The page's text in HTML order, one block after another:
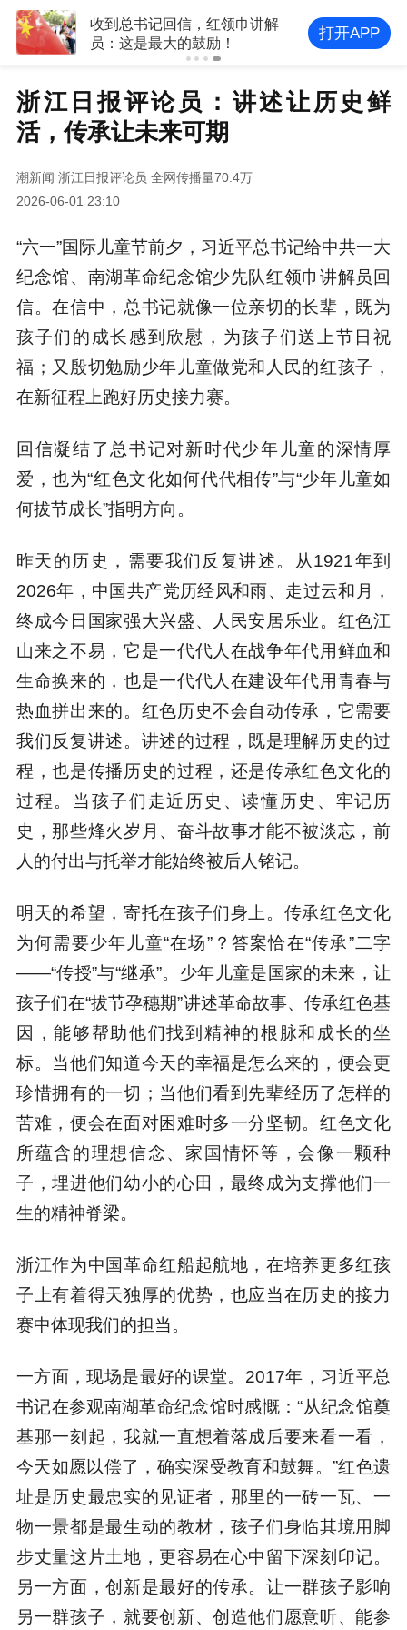
收到总书记回信，红领巾讲解
员：这是最大的鼓励！
打开APP
浙江日报评论员：讲述让历史鲜
活，传承让未来可期
潮新闻 浙江日报评论员 全网传播量70.4万
2026-06-01 23:10
“六一”国际儿童节前夕，习近平总书记给中共一大
纪念馆、南湖革命纪念馆少先队红领巾讲解员回
信。在信中，总书记就像一位亲切的长辈，既为
孩子们的成长感到欣慰，为孩子们送上节日祝
福；又殷切勉励少年儿童做党和人民的红孩子，
在新征程上跑好历史接力赛。
回信凝结了总书记对新时代少年儿童的深情厚
爱，也为“红色文化如何代代相传”与“少年儿童如
何拔节成长”指明方向。
昨天的历史，需要我们反复讲述。从1921年到
2026年，中国共产党历经风和雨、走过云和月，
终成今日国家强大兴盛、人民安居乐业。红色江
山来之不易，它是一代代人在战争年代用鲜血和
生命换来的，也是一代代人在建设年代用青春与
热血拼出来的。红色历史不会自动传承，它需要
我们反复讲述。讲述的过程，既是理解历史的过
程，也是传播历史的过程，还是传承红色文化的
过程。当孩子们走近历史、读懂历史、牢记历
史，那些烽火岁月、奋斗故事才能不被淡忘，前
人的付出与托举才能始终被后人铭记。
明天的希望，寄托在孩子们身上。传承红色文化
为何需要少年儿童“在场”？答案恰在“传承”二字
——“传授”与“继承”。少年儿童是国家的未来，让
孩子们在“拔节孕穗期”讲述革命故事、传承红色基
因，能够帮助他们找到精神的根脉和成长的坐
标。当他们知道今天的幸福是怎么来的，便会更
珍惜拥有的一切；当他们看到先辈经历了怎样的
苦难，便会在面对困难时多一分坚韧。红色文化
所蕴含的理想信念、家国情怀等，会像一颗种
子，埋进他们幼小的心田，最终成为支撑他们一
生的精神脊梁。
浙江作为中国革命红船起航地，在培养更多红孩
子上有着得天独厚的优势，也应当在历史的接力
赛中体现我们的担当。
一方面，现场是最好的课堂。2017年，习近平总
书记在参观南湖革命纪念馆时感慨：“从纪念馆奠
基那一刻起，我就一直想着落成后要来看一看，
今天如愿以偿了，确实深受教育和鼓舞。”红色遗
址是历史最忠实的见证者，那里的一砖一瓦、一
物一景都是最生动的教材，孩子们身临其境用脚
步丈量这片土地，更容易在心中留下深刻印记。
另一方面，创新是最好的传承。让一群孩子影响
另一群孩子，就要创新、创造他们愿意听、能参